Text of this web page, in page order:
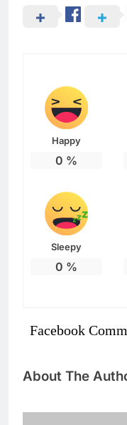
Happy
0 %
Sleepy
0 %
Facebook
About The